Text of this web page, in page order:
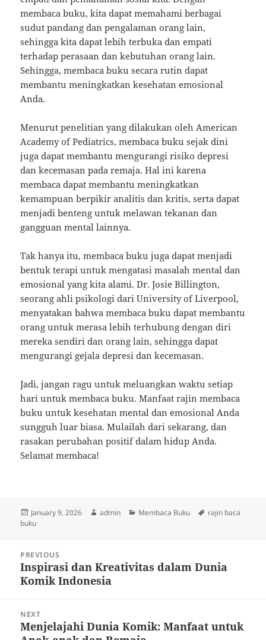
membaca buku, kita dapat memahami berbagai
sudut pandang dan pengalaman orang lain,
sehingga kita dapat lebih terbuka dan empati
terhadap perasaan dan kebutuhan orang lain.
Sehingga, membaca buku secara rutin dapat
membantu meningkatkan kesehatan emosional
Anda.
Menurut penelitian yang dilakukan oleh American
Academy of Pediatrics, membaca buku sejak dini
juga dapat membantu mengurangi risiko depresi
dan kecemasan pada remaja. Hal ini karena
membaca dapat membantu meningkatkan
kemampuan berpikir analitis dan kritis, serta dapat
menjadi benteng untuk melawan tekanan dan
gangguan mental lainnya.
Tak hanya itu, membaca buku juga dapat menjadi
bentuk terapi untuk mengatasi masalah mental dan
emosional yang kita alami. Dr. Josie Billington,
seorang ahli psikologi dari University of Liverpool,
menyatakan bahwa membaca buku dapat membantu
orang untuk merasa lebih terhubung dengan diri
mereka sendiri dan orang lain, sehingga dapat
mengurangi gejala depresi dan kecemasan.
Jadi, jangan ragu untuk meluangkan waktu setiap
hari untuk membaca buku. Manfaat rajin membaca
buku untuk kesehatan mental dan emosional Anda
sungguh luar biasa. Mulailah dari sekarang, dan
rasakan perubahan positif dalam hidup Anda.
Selamat membaca!
Posted
on
January 9, 2026 Author
admin Categories
Membaca Buku Tags
rajin baca
buku
navigation
PREVIOUS
Previous
post:
Inspirasi dan Kreativitas dalam Dunia
Komik Indonesia
NEXT
Next
Menjelajahi Dunia Komik: Manfaat untuk